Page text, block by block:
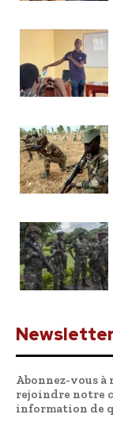
Abonnez-vous
rejoindre notre
information de